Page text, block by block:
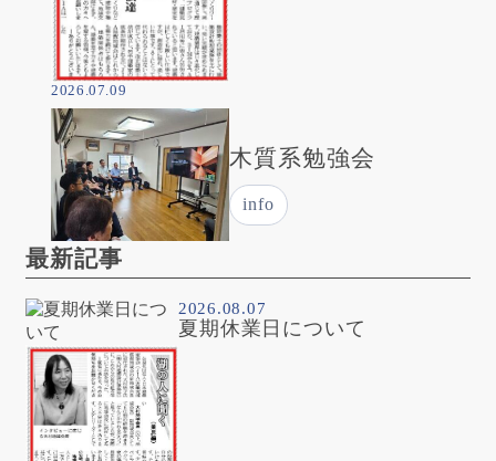
2026.07.09
木質系勉強会
info
最新記事
2026.08.07
夏期休業日について